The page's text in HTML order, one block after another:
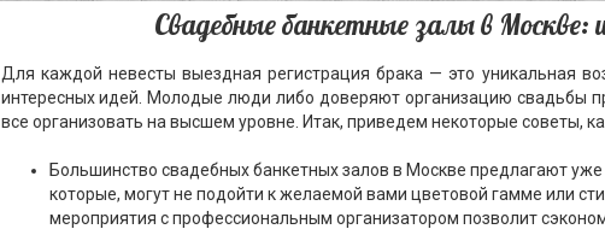
Свадебные банкетные залы в Москве:
Для каждой невесты выездная регистрация брака — это уникальная
интересных идей. Молодые люди либо доверяют организацию свадьбы
все организовать на высшем уровне. Итак, приведем некоторые советы,
Большинство свадебных банкетных залов в Москве предлагают
которые, могут не подойти к желаемой вами цветовой гамме или
мероприятия с профессиональным организатором позволит